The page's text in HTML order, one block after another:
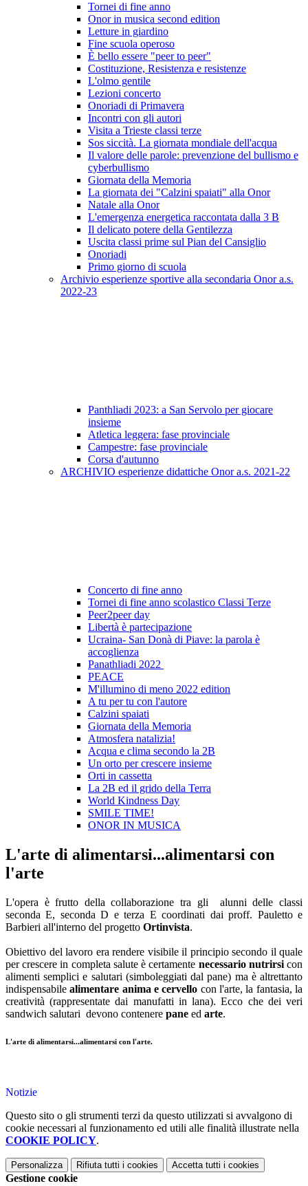
Tornei di fine anno
Onor in musica second edition
Letture in giardino
Fine scuola operoso
È bello essere "peer to peer"
Costituzione, Resistenza e resistenze
L'olmo gentile
Lezioni concerto
Onoriadi di Primavera
Incontri con gli autori
Visita a Trieste classi terze
Sos siccità. La giornata mondiale dell'acqua
Il valore delle parole: prevenzione del bullismo e
cyberbullismo
Giornata della Memoria
La giornata dei "Calzini spaiati" alla Onor
Natale alla Onor
L'emergenza energetica raccontata dalla 3 B
Il delicato potere della Gentilezza
Uscita classi prime sul Pian del Cansiglio
Onoriadi
Primo giorno di scuola
Archivio esperienze sportive alla secondaria Onor a.s.
2022-23
Panthliadi 2023: a San Servolo per giocare
insieme
Atletica leggera: fase provinciale
Campestre: fase provinciale
Corsa d'autunno
ARCHIVIO esperienze didattiche Onor a.s. 2021-22
Concerto di fine anno
Tornei di fine anno scolastico Classi Terze
Peer2peer day
Libertà è partecipazione
Ucraina- San Donà di Piave: la parola è
accoglienza
Panathliadi 2022
PEACE
M'illumino di meno 2022 edition
A tu per tu con l'autore
Calzini spaiati
Giornata della Memoria
Atmosfera natalizia!
Acqua e clima secondo la 2B
Un orto per crescere insieme
Orti in cassetta
La 2B ed il grido della Terra
World Kindness Day
SMILE TIME!
ONOR IN MUSICA
L'arte di alimentarsi...alimentarsi con
l'arte
L'opera è frutto della collaborazione tra gli alunni delle classi
seconda E, seconda D e terza E coordinati dai proff. Pauletto e
Barbieri all'interno del progetto Ortinvista.
Obiettivo del lavoro era rendere visibile il principio secondo il quale
per crescere in completa salute è certamente necessario nutrirsicon
alimenti semplici e salutari (simboleggiati dal pane) ma è altrettanto
indispensabilealimentare anima e cervello con l'arte, la fantasia, la
creatività (rappresentate dai manufatti in lana). Ecco che dei veri
sandwich salutari devono contenere pane ed arte.
L'arte di alimentarsi...alimentarsi con l'arte.
Notizie
Questo sito o gli strumenti terzi da questo utilizzati si avvalgono di
cookie necessari al funzionamento ed utili alle finalità illustrate nella
COOKIE POLICY.
Personalizza Rifiuta tutti i cookies Accetta tutti i cookies
Gestione cookie